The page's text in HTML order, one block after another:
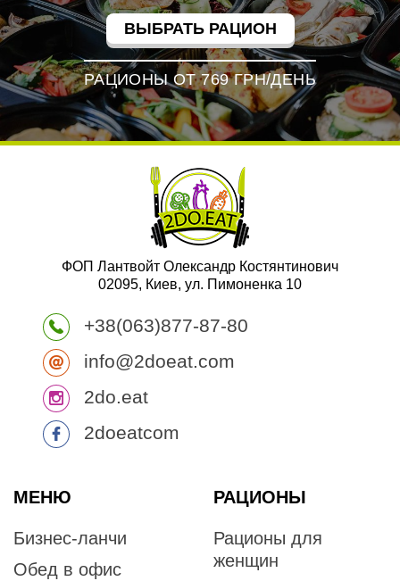
ВЫБРАТЬ РАЦИОН
РАЦИОНЫ ОТ 769 ГРН/ДЕНЬ
ФОП Лантвойт Олександр Костянтинович
02095, Киев, ул. Пимоненка 10
+38(063)877-87-80
info@2doeat.com
2do.eat
2doeatcom
МЕНЮ
Бизнес-ланчи
Обед в офис
РАЦИОНЫ
Рационы для
женщин